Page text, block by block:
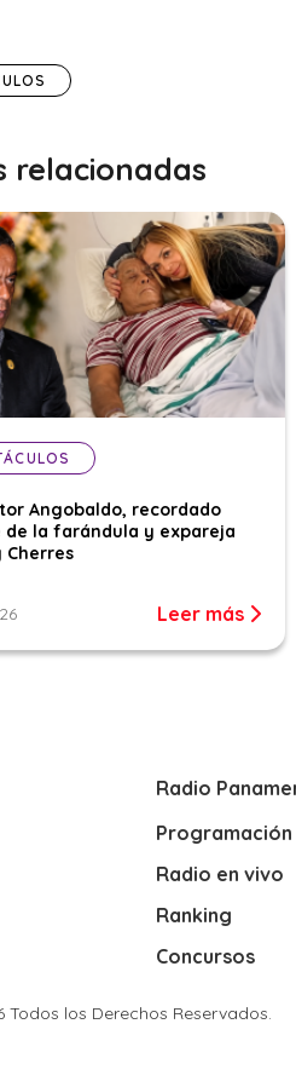
relacionadas
Angobaldo, recordado
de la farándula y expareja
Cherres
Leer más
Radio
Programación
Radio en vivo
Ranking
Concursos
Todos los Derechos Reservados.